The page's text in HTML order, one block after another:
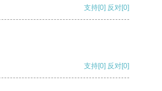
支持[0] 反对[0]
支持[0] 反对[0]